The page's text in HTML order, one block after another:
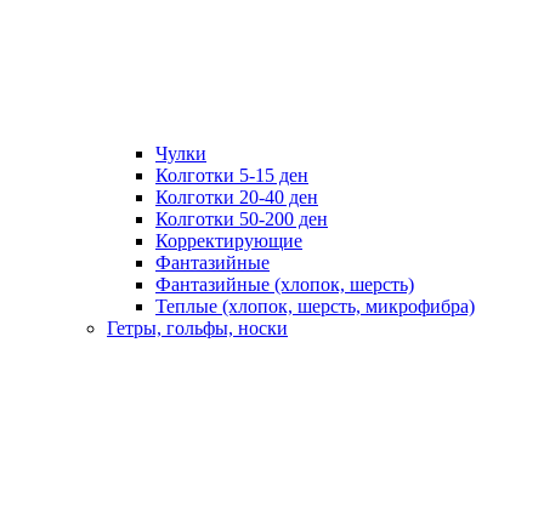
Чулки
Колготки 5-15 ден
Колготки 20-40 ден
Колготки 50-200 ден
Корректирующие
Фантазийные
Фантазийные (хлопок, шерсть)
Теплые (хлопок, шерсть, микрофибра)
Гетры, гольфы, носки